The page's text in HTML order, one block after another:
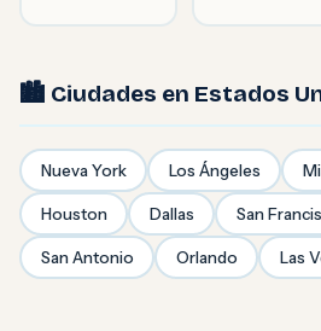
🏙️ Ciudades en Estados
Nueva York Los Ángeles
Houston Dallas San
San Antonio Orlando Las